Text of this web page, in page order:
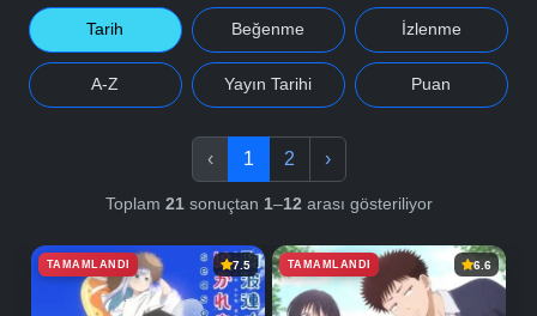
Tarih Beğenme İzlenme
A-Z Yayın Tarihi Puan
‹ 1 2 ›
Toplam 21sonuçtan 1–12 arası gösteriliyor
TAMAMLANDI 7.5 TAMAMLANDI 6.6